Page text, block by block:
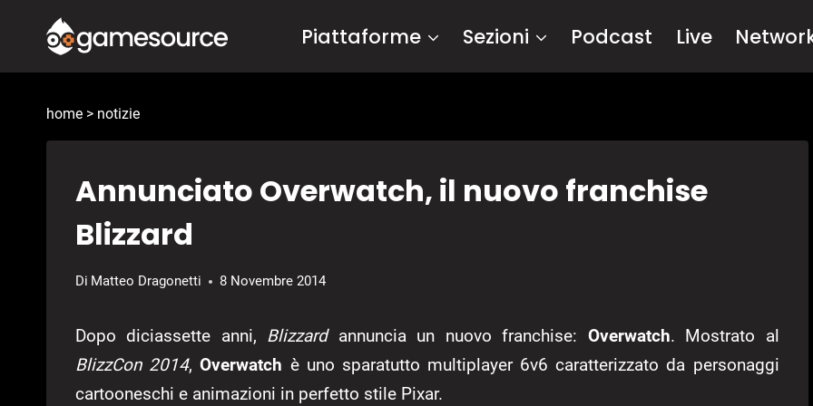
contenuto
Piattaforme Sezioni Podcast Live
home > notizie
Annunciato Overwatch, il nuovo franchise
Blizzard
Di Matteo Dragonetti 8 Novembre 2014
Dopo diciassette anni, Blizzardannuncia un nuovo franchise: Overwatch. Mostrato al
BlizzCon 2014,Overwatch è uno sparatutto multiplayer 6v6 caratterizzato da personaggi
cartooneschi e animazioni in perfetto stile Pixar.